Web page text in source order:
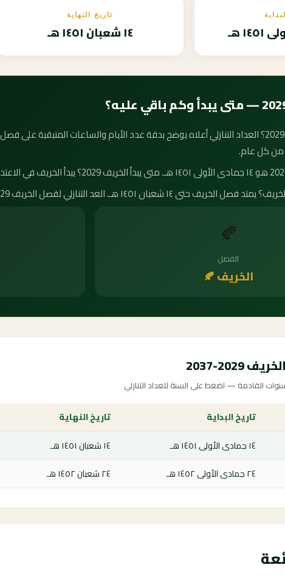
تاريخ النهاية
١٤ شعبان ١٤٥١ هـ
من كل عام.
١٤٥١ هـ. العد التنازلي لفصل الخريف 2029 يُحدَّث تلقائياً كل ثانية.
🍂
الفصل
الخريف 🍂
2037
القادمة — اضغط على السنة للعداد التنازلي
تاريخ البداية تاريخ النهاية
١٤ جمادى الأولى ١٤٥١ هـ ١٤ شعبان ١٤٥١ هـ
٢٤ جمادى الأولى ١٤٥٢ هـ ٢٤ شعبان ١٤٥٢ هـ